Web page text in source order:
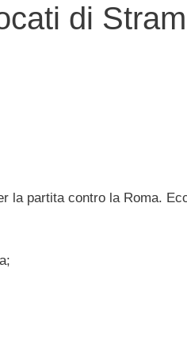
di
la partita contro la Roma.